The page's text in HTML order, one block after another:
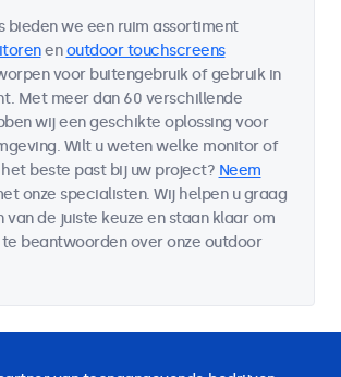
bieden we een ruim assortiment
enoutdoor touchscreens
voor buitengebruik of gebruik in
Met meer dan 60 verschillende
wij een geschikte oplossing voor
Wilt u weten welke monitor of
beste past bij uw project? Neem
onze specialisten. Wij helpen u graag
van de juiste keuze en staan klaar om
beantwoorden over onze outdoor